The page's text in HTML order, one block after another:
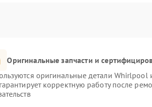
Оригинальные запчасти и
оригинальные детали
корректную работу после